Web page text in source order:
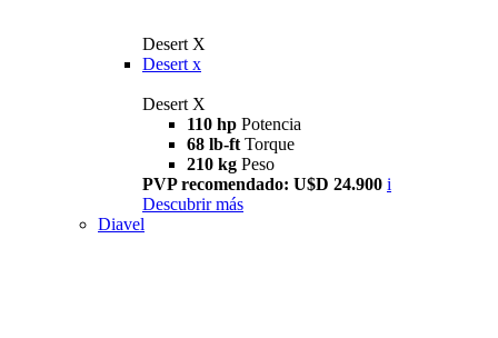
Desert X
Desert x
Desert X
110 hp Potencia
68 lb-ft Torque
210 kg Peso
PVP recomendado: U$D 24.900 i
Descubrir más
Diavel